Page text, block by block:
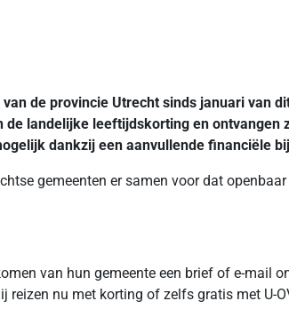
de provincie Utrecht sinds januari van
landelijke leeftijdskorting en
dankzij een aanvullende financiële
gemeenten er samen voor dat
van hun gemeente een brief of e-
nu met korting of zelfs gratis met